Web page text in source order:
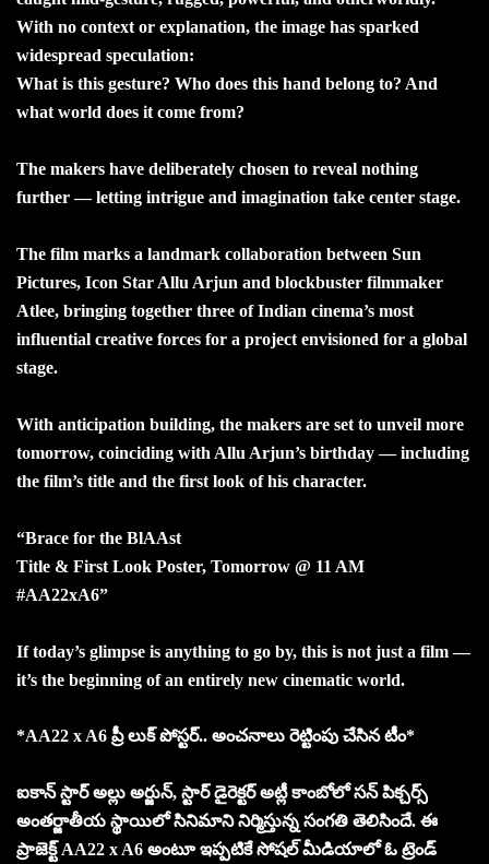
With no context or explanation, the image has sparked
widespread speculation:
What is this gesture? Who does this hand belong to? And
what world does it come from?
The makers have deliberately chosen to reveal nothing
further — letting intrigue and imagination take center stage.
The film marks a landmark collaboration between Sun
Pictures, Icon Star Allu Arjun and blockbuster filmmaker
Atlee, bringing together three of Indian cinema’s most
influential creative forces for a project envisioned for a global
stage.
With anticipation building, the makers are set to unveil more
tomorrow, coinciding with Allu Arjun’s birthday — including
the film’s title and the first look of his character.
“Brace for the BlAAst
Title & First Look Poster, Tomorrow @ 11 AM
#AA22xA6”
If today’s glimpse is anything to go by, this is not just a film —
it’s the beginning of an entirely new cinematic world.
*AA22 x A6 ప్రీ లుక్ పోస్టర్‌.. అంచనాలు రెట్టింపు చేసిన టీం*
ఐకాన్ స్టార్ అల్లు అర్జున్, స్టార్ డైరెక్టర్ అట్లీ కాంబోలో సన్ పిక్చర్స్
అంతర్జాతీయ స్థాయిలో సినిమాని నిర్మిస్తున్న సంగతి తెలిసిందే. ఈ
ప్రాజెక్ట్‌ AA22 x A6 అంటూ ఇప్పటికే సోషల్ మీడియాలో ఓ ట్రెండ్